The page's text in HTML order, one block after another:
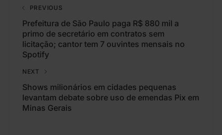
PREVIOUS
Prefeitura de São Paulo paga R$ 880 mil a
primo de secretário em contratos sem
licitação; cantor tem 7 ouvintes mensais no
Spotify
NEXT
Shows milionários em cidades pequenas
levantam debate sobre uso de emendas Pix em
Minas Gerais